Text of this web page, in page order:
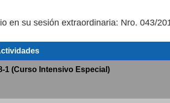
en su sesión extraordinaria: Nro. 043/
1 (Curso Intensivo Especial)